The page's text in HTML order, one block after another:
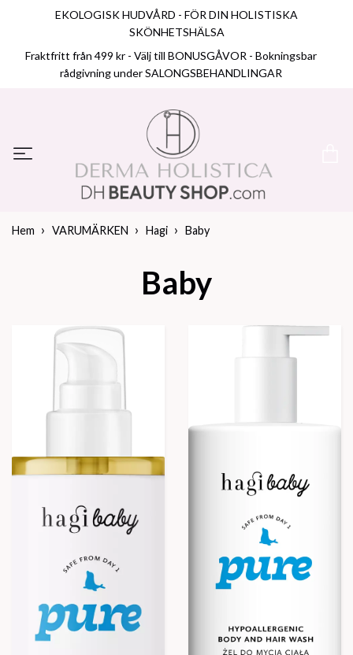
EKOLOGISK HUDVÅRD - FÖR DIN HOLISTISKA
SKÖNHETSHÄLSA
Fraktfritt från 499 kr - Välj till BONUSGÅVOR - Bokningsbar
rådgivning under SALONGSBEHANDLINGAR
Hem VARUMÄRKEN Hagi Baby
Baby